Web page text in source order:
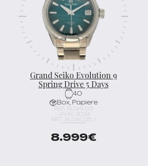
Grand Seiko Evolution 9
Spring Drive 5 Days
40
Box, Papiere
REF. SLGA025
JAHR: 2024
ART. SLGA025_1
8.999€